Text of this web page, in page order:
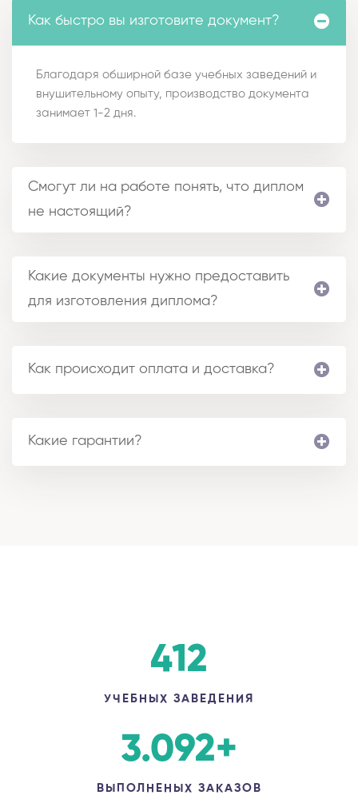
Как быстро вы изготовите документ?
Благодаря обширной базе учебных заведений и
внушительному опыту, производство документа
занимает 1-2 дня.
Смогут ли на работе понять, что диплом
не настоящий?
Какие документы нужно предоставить
для изготовления диплома?
Как происходит оплата и доставка?
Какие гарантии?
412
УЧЕБНЫХ ЗАВЕДЕНИЯ
3.092+
ВЫПОЛНЕНЫХ ЗАКАЗОВ